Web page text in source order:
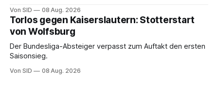
Von SID 08 Aug. 2026
Torlos gegen Kaiserslautern: Stotterstart
von Wolfsburg
Der Bundesliga-Absteiger verpasst zum Auftakt den ersten
Saisonsieg.
Von SID 08 Aug. 2026